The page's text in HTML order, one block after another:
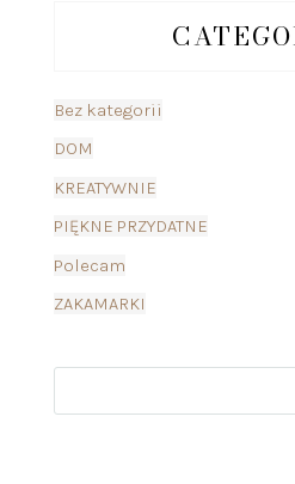
Bez kategorii
DOM
KREATYWNIE
PIĘKNE PRZYDATNE
Polecam
ZAKAMARKI